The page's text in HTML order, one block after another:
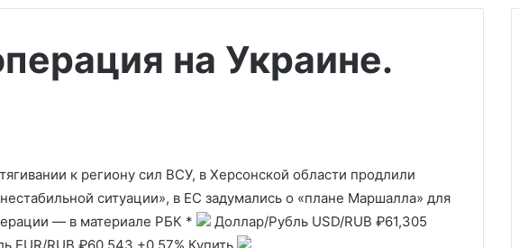
на Украине.
к региону сил ВСУ, в Херсонской области продлили
ситуации», в ЕС задумались о «плане Маршалла» для
— в материале РБК * Доллар/Рубль USD/RUB ₽61,305
11.08.2025
за две минуты. Что
СПГ
01.01.2023